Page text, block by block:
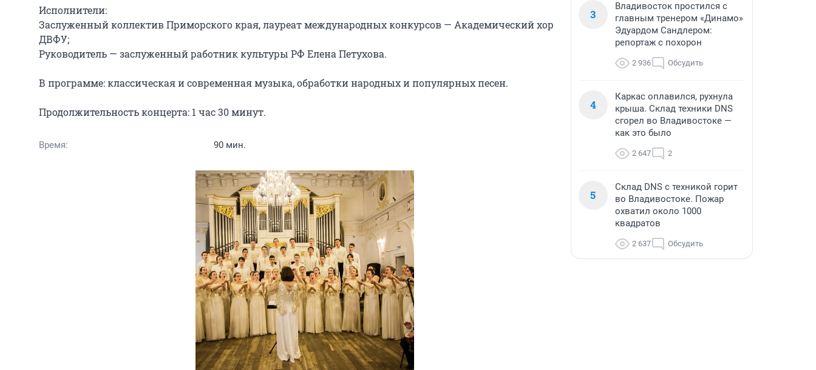
Исполнители:
Заслуженный коллектив Приморского края, лауреат международных конкурсов — Академический хор
ДВФУ;
Руководитель — заслуженный работник культуры РФ Елена Петухова.
В программе: классическая и современная музыка, обработки народных и популярных песен.
Продолжительность концерта: 1 час 30 минут.
Время: 90 мин.
3
Владивосток простился с
главным тренером «Динамо»
Эдуардом Сандлером:
репортаж с похорон
2 936 Обсудить
4
Каркас оплавился, рухнула
крыша. Склад техники DNS
сгорел во Владивостоке —
как это было
2 647 2
5
Склад DNS с техникой горит
во Владивостоке. Пожар
охватил около 1000
квадратов
2 637 Обсудить